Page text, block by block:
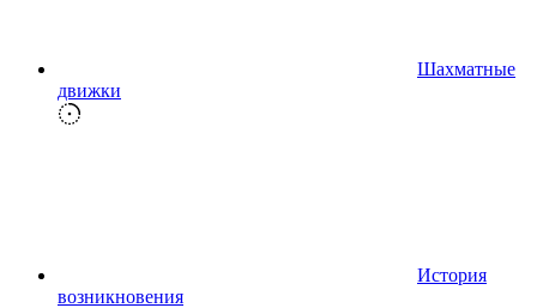
Шахматные
движки
История
возникновения